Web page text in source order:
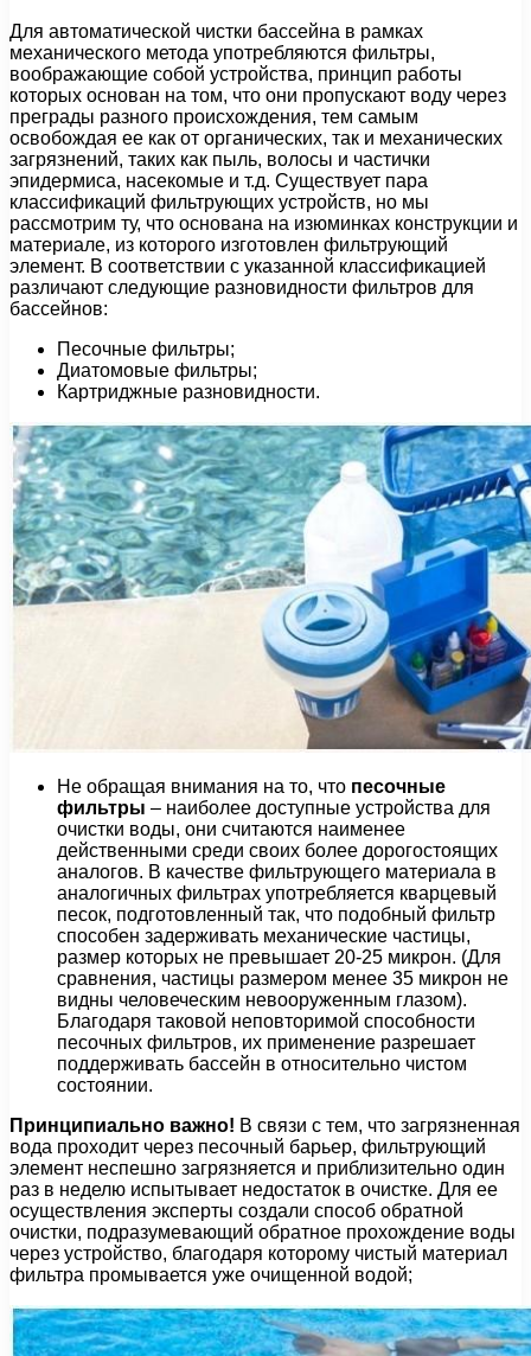
Для автоматической чистки бассейна в рамках
механического метода употребляются фильтры,
воображающие собой устройства, принцип работы
которых основан на том, что они пропускают воду через
преграды разного происхождения, тем самым
освобождая ее как от органических, так и механических
загрязнений, таких как пыль, волосы и частички
эпидермиса, насекомые и т.д. Существует пара
классификаций фильтрующих устройств, но мы
рассмотрим ту, что основана на изюминках конструкции и
материале, из которого изготовлен фильтрующий
элемент. В соответствии с указанной классификацией
различают следующие разновидности фильтров для
бассейнов:
Песочные фильтры;
Диатомовые фильтры;
Картриджные разновидности.
Не обращая внимания на то, что песочные
фильтры – наиболее доступные устройства для
очистки воды, они считаются наименее
действенными среди своих более дорогостоящих
аналогов. В качестве фильтрующего материала в
аналогичных фильтрах употребляется кварцевый
песок, подготовленный так, что подобный фильтр
способен задерживать механические частицы,
размер которых не превышает 20-25 микрон. (Для
сравнения, частицы размером менее 35 микрон не
видны человеческим невооруженным глазом).
Благодаря таковой неповторимой способности
песочных фильтров, их применение разрешает
поддерживать бассейн в относительно чистом
состоянии.
Принципиально важно! В связи с тем, что загрязненная
вода проходит через песочный барьер, фильтрующий
элемент неспешно загрязняется и приблизительно один
раз в неделю испытывает недостаток в очистке. Для ее
осуществления эксперты создали способ обратной
очистки, подразумевающий обратное прохождение воды
через устройство, благодаря которому чистый материал
фильтра промывается уже очищенной водой;